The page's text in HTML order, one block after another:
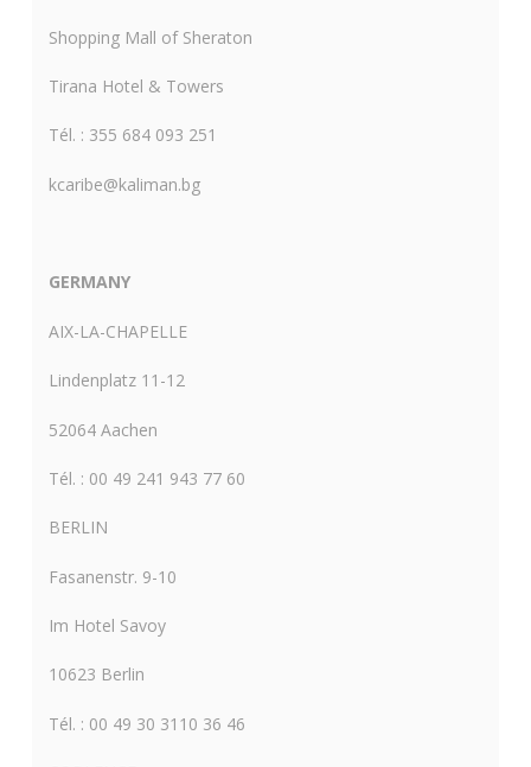
Shopping Mall of Sheraton
Tirana Hotel & Towers
Tél. : 355 684 093 251
kcaribe@kaliman.bg
GERMANY
AIX-LA-CHAPELLE
Lindenplatz 11-12
52064 Aachen
Tél. : 00 49 241 943 77 60
BERLIN
Fasanenstr. 9-10
Im Hotel Savoy
10623 Berlin
Tél. : 00 49 30 3110 36 46